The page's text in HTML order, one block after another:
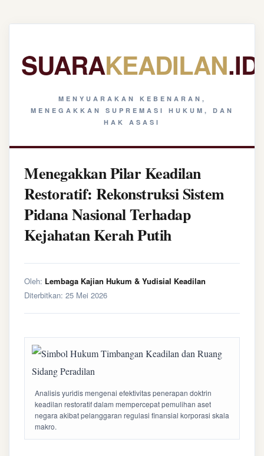
SUARAKEADILAN.ID
MENYUARAKAN KEBENARAN,
MENEGAKKAN SUPREMASI HUKUM, DAN
HAK ASASI
Menegakkan Pilar Keadilan
Restoratif: Rekonstruksi Sistem
Pidana Nasional Terhadap
Kejahatan Kerah Putih
Oleh: Lembaga Kajian Hukum & Yudisial Keadilan
Diterbitkan: 25 Mei 2026
Analisis yuridis mengenai efektivitas penerapan doktrin
keadilan restoratif dalam mempercepat pemulihan aset
negara akibat pelanggaran regulasi finansial korporasi skala
makro.